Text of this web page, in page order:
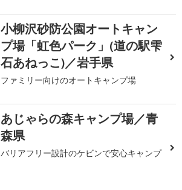
小柳沢砂防公園オートキャン
プ場「虹色パーク」(道の駅雫
石あねっこ)／岩手県
ファミリー向けのオートキャンプ場
あじゃらの森キャンプ場／青
森県
バリアフリー設計のケビンで安心キャンプ